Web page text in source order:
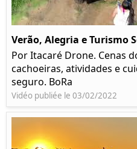
Verão, Alegria e Turismo
Por Itacaré Drone. Cenas
cachoeiras, atividades e
seguro. BoRa
Vidéo publiée le 03/02/2022